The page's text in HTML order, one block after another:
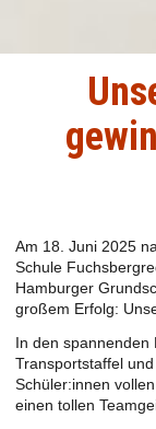
Am 18. Juni 2025
Schule
Hamburger
großem Erfolg:
In den spannenden
Transportstaffel
Schüler:innen
einen tollen